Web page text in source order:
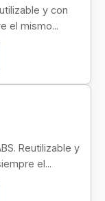
y con
el mismo...
Reutilizable y
el...